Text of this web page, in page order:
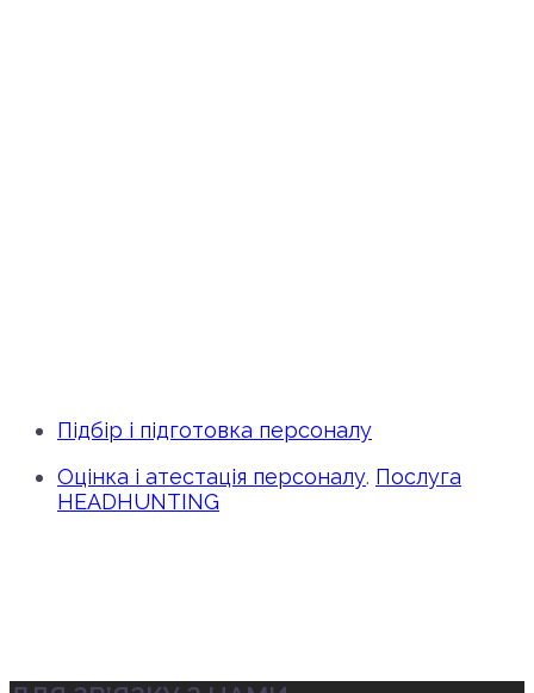
Підбір і підготовка персоналу
Оцінка і атестація персоналу. Послуга
HEADHUNTING